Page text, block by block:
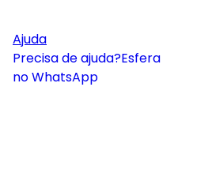
Ajuda
Precisa de ajuda?Esfera
no WhatsApp